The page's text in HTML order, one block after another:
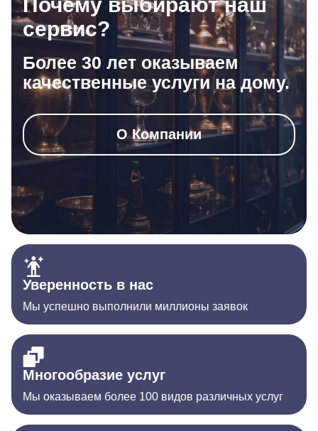
сервис?
Более 30 лет оказываем
качественные услуги на дому.
О Компании
Уверенность в нас
Мы успешно выполнили миллионы заявок
Многообразие услуг
Мы оказываем более 100 видов различных услуг